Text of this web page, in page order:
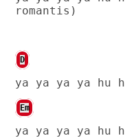
romantis)
D
ya ya ya ya hu
Em
ya ya ya ya hu